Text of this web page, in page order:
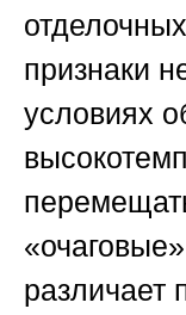
признаки
условиях
различает